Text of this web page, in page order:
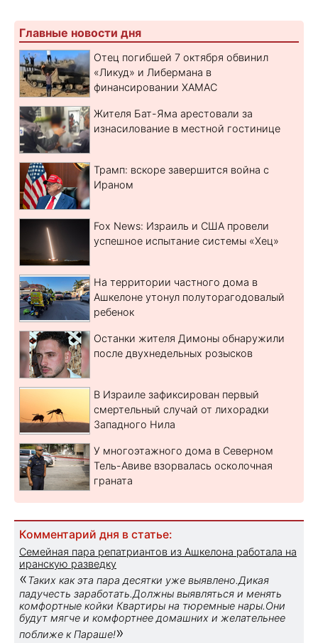
Главные новости дня
Отец погибшей 7 октября обвинил
«Ликуд» и Либермана в
финансировании ХАМАС
Жителя Бат-Яма арестовали за
изнасилование в местной гостинице
Трамп: вскоре завершится война с
Ираном
Fox News: Израиль и США провели
успешное испытание системы «Хец»
На территории частного дома в
Ашкелоне утонул полуторагодовалый
ребенок
Останки жителя Димоны обнаружили
после двухнедельных розысков
В Израиле зафиксирован первый
смертельный случай от лихорадки
Западного Нила
У многоэтажного дома в Северном
Тель-Авиве взорвалась осколочная
граната
Комментарий дня в статье:
Семейная пара репатриантов из Ашкелона работала на
иранскую разведку
«Таких как эта пара десятки уже выявлено.Дикая
падучесть заработать.Должны выявляться и менять
комфортные койки Квартиры на тюремные нары.Они
будут мягче и комфортнее домашних и желательнее
поближе к Параше!»